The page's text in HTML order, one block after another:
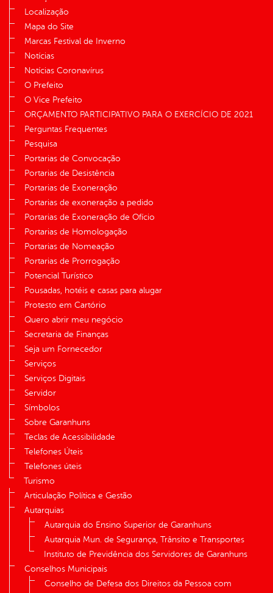
Localização
Mapa do Site
Marcas Festival de Inverno
Notícias
Notícias Coronavírus
O Prefeito
O Vice Prefeito
ORÇAMENTO PARTICIPATIVO PARA O EXERCÍCIO DE 2021
Perguntas Frequentes
Pesquisa
Portarias de Convocação
Portarias de Desistência
Portarias de Exoneração
Portarias de exoneração a pedido
Portarias de Exoneração de Ofício
Portarias de Homologação
Portarias de Nomeação
Portarias de Prorrogação
Potencial Turístico
Pousadas, hotéis e casas para alugar
Protesto em Cartório
Quero abrir meu negócio
Secretaria de Finanças
Seja um Fornecedor
Serviços
Serviços Digitais
Servidor
Símbolos
Sobre Garanhuns
Teclas de Acessibilidade
Telefones Úteis
Telefones úteis
Turismo
Articulação Política e Gestão
Autarquias
Autarquia do Ensino Superior de Garanhuns
Autarquia Mun. de Segurança, Trânsito e Transportes
Instituto de Previdência dos Servidores de Garanhuns
Conselhos Municipais
Conselho de Defesa dos Direitos da Pessoa com